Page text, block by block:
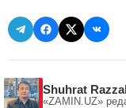
Shuhrat
«ZAMIN.UZ»